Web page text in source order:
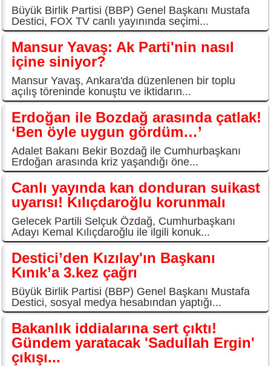
Büyük Birlik Partisi (BBP) Genel Başkanı Mustafa
Destici, FOX TV canlı yayınında seçimi...
Mansur Yavaş: Ak Parti'nin nasıl
içine siniyor?
Mansur Yavaş, Ankara'da düzenlenen bir toplu
açılış töreninde konuştu ve iktidarın...
Erdoğan ile Bozdağ arasında çatlak!
‘Ben öyle uygun gördüm…’
Adalet Bakanı Bekir Bozdağ ile Cumhurbaşkanı
Erdoğan arasında kriz yaşandığı öne...
Canlı yayında kan donduran suikast
uyarısı! Kılıçdaroğlu korunmalı
Gelecek Partili Selçuk Özdağ, Cumhurbaşkanı
Adayı Kemal Kılıçdaroğlu ile ilgili konuk...
Destici’den Kızılay'ın Başkanı
Kınık’a 3.kez çağrı
Büyük Birlik Partisi (BBP) Genel Başkanı Mustafa
Destici, sosyal medya hesabından yaptığı...
Bakanlık iddialarına sert çıktı!
Gündem yaratacak 'Sadullah Ergin'
çıkışı...